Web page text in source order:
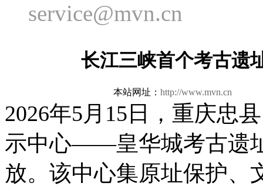
service@mvn.cn
长江三峡首个考古遗
本站网址： http://www.mvn.cn
2026年5月15日，重庆
示中心——皇华城考古遗
放。该中心集原址保护、